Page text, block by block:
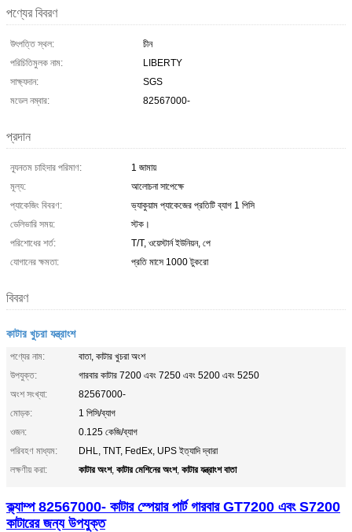
পণ্যের বিবরণ
উৎপত্তি স্থল:
চীন
পরিচিতিমুলক নাম:
LIBERTY
সাক্ষ্যদান:
SGS
মডেল নম্বার:
82567000-
প্রদান
ন্যূনতম চাহিদার পরিমাণ:
1 জামায়
মূল্য:
আলোচনা সাপেক্ষে
প্যাকেজিং বিবরণ:
ভ্যাকুয়াম প্যাকেজের প্রতিটি ব্যাগ 1 পিসি
ডেলিভারি সময়:
স্টক।
পরিশোধের শর্ত:
T/T, ওয়েস্টার্ন ইউনিয়ন, পে
যোগানের ক্ষমতা:
প্রতি মাসে 1000 টুকরো
বিবরণ
কাটার খুচরা যন্ত্রাংশ
পণ্যের নাম:
বাতা, কাটার খুচরা অংশ
উপযুক্ত:
গারবার কাটার 7200 এবং 7250 এবং 5200 এবং 5250
অংশ সংখ্যা:
82567000-
মোড়ক:
1 পিসি/ব্যাগ
ওজন:
0.125 কেজি/ব্যাগ
পরিবহণ মাধ্যম:
DHL, TNT, FedEx, UPS ইত্যাদি দ্বারা
লক্ষণীয় করা:
কাটার অংশ, কাটার মেশিনের অংশ, কাটার যন্ত্রাংশ বাতা
ক্ল্যাম্প 82567000- কাটার স্পেয়ার পার্ট গারবার GT7200 এবং S7200
কাটারের জন্য উপযুক্ত